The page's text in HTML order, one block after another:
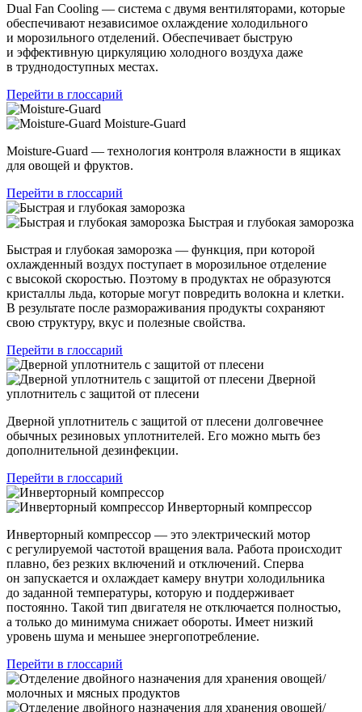
Dual Fan Cooling — система с двумя вентиляторами, которые
обеспечивают независимое охлаждение холодильного
и морозильного отделений. Обеспечивает быструю
и эффективную циркуляцию холодного воздуха даже
в труднодоступных местах.
Перейти в глоссарий
Moisture-Guard
Moisture-Guard — технология контроля влажности в ящиках
для овощей и фруктов.
Перейти в глоссарий
Быстрая и глубокая заморозка
Быстрая и глубокая заморозка — функция, при которой
охлажденный воздух поступает в морозильное отделение
с высокой скоростью. Поэтому в продуктах не образуются
кристаллы льда, которые могут повредить волокна и клетки.
В результате после размораживания продукты сохраняют
свою структуру, вкус и полезные свойства.
Перейти в глоссарий
Дверной
уплотнитель с защитой от плесени
Дверной уплотнитель с защитой от плесени долговечнее
обычных резиновых уплотнителей. Его можно мыть без
дополнительной дезинфекции.
Перейти в глоссарий
Инверторный компрессор
Инверторный компрессор — это электрический мотор
с регулируемой частотой вращения вала. Работа происходит
плавно, без резких включений и отключений. Сперва
он запускается и охлаждает камеру внутри холодильника
до заданной температуры, которую и поддерживает
постоянно. Такой тип двигателя не отключается полностью,
а только до минимума снижает обороты. Имеет низкий
уровень шума и меньшее энергопотребление.
Перейти в глоссарий